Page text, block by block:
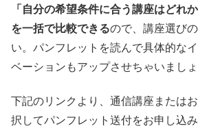
「自分の希望条件に合う講座はどれか
を一括で比較できるので、講座選び
い。パンフレットを読んで具体的な
ベーションもアップさせちゃいましょ
下記のリンクより、通信講座または
択してパンフレット送付をお申し込み